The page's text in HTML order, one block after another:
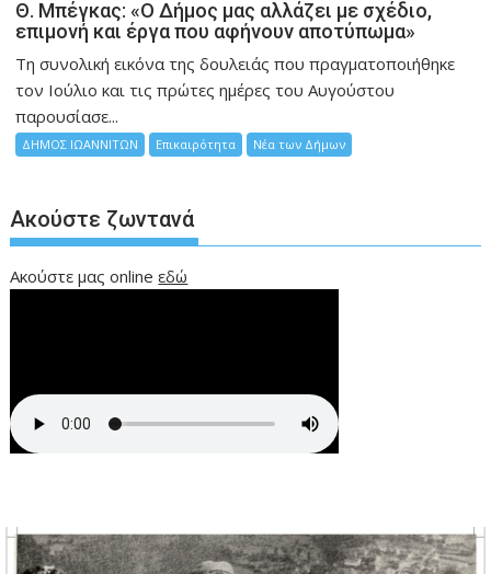
Θ. Μπέγκας: «Ο Δήμος μας αλλάζει με σχέδιο,
επιμονή και έργα που αφήνουν αποτύπωμα»
Τη συνολική εικόνα της δουλειάς που πραγματοποιήθηκε
τον Ιούλιο και τις πρώτες ημέρες του Αυγούστου
παρουσίασε...
ΔΗΜΟΣ ΙΩΑΝΝΙΤΩΝ Επικαιρότητα Νέα των Δήμων
Ακούστε ζωντανά
Ακούστε μας onlineεδώ